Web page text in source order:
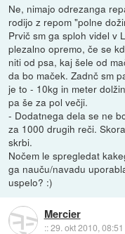
Ne, nimajo odrezanga
rodijo z repom "polne
Prvič sm ga sploh videl v
plezalno opremo, če se
niti od psa, kaj šele od
da bo maček. Zadnč sm
je to - 10kg in meter
pa še za pol večji.
- Dodatnega dela se ne
za 1000 drugih reči.
skrbi.
Nočem le spregledat
ga nauču/navadu
uspelo? :)
Mercier
::29. okt 2010, 08:51